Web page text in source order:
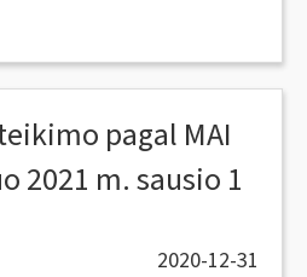
pagal MAI
2021 m. sausio 1
2020-12-31